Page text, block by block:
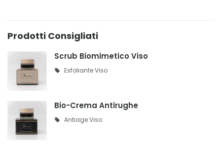
Prodotti Consigliati
Scrub Biomimetico Viso
Esfoliante Viso
Bio-Crema Antirughe
Antiage Viso